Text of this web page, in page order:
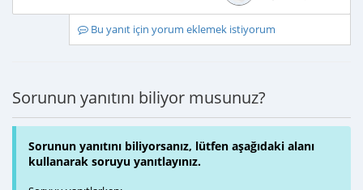
Bu yanıt için yorum eklemek istiyorum
Sorunun yanıtını biliyor musunuz?
Sorunun yanıtını biliyorsanız, lütfen aşağıdaki alanı
kullanarak soruyu yanıtlayınız.